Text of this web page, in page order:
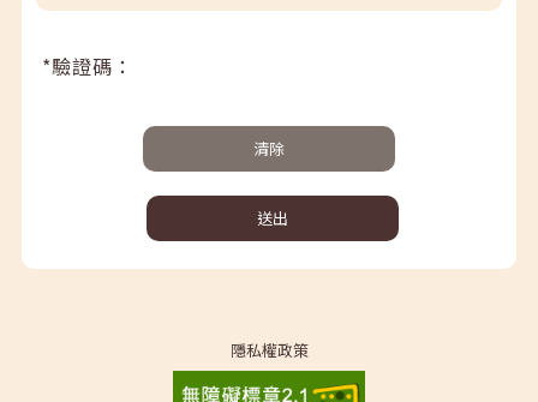
*驗證碼：
清除
送出
隱私權政策